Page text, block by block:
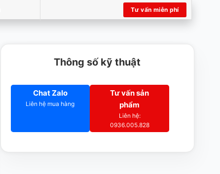
Tư vấn miễn phí
Thông số kỹ thuật
Chat Zalo
Liên hệ mua hàng
Tư vấn sản
phẩm
Liên hệ:
0936.005.828